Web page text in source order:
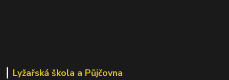
Lyžařská škola a Půjčovna